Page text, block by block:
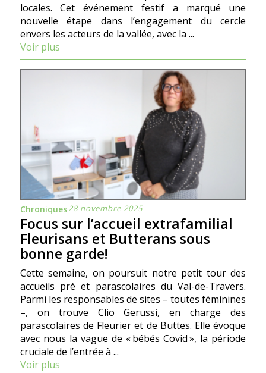
locales. Cet événement festif a marqué une
nouvelle étape dans l’engagement du cercle
envers les acteurs de la vallée, avec la ...
Voir plus
Chroniques28 novembre 2025
Focus sur l’accueil extrafamilial
Fleurisans et Butterans sous
bonne garde!
Cette semaine, on poursuit notre petit tour des
accueils pré et parascolaires du Val-de-Travers.
Parmi les responsables de sites – toutes féminines
–, on trouve Clio Gerussi, en charge des
parascolaires de Fleurier et de Buttes. Elle évoque
avec nous la vague de « bébés Covid », la période
cruciale de l’entrée à ...
Voir plus